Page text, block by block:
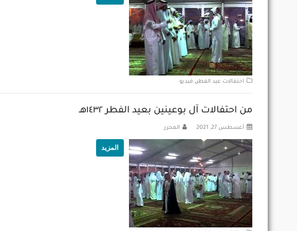
احتفالات عيد الفطر, فيديو
من احتفالات آل بوعينين بعيد الفطر ١٤٣٢هـ
أغسطس 27, 2021 المحرر
المزيد